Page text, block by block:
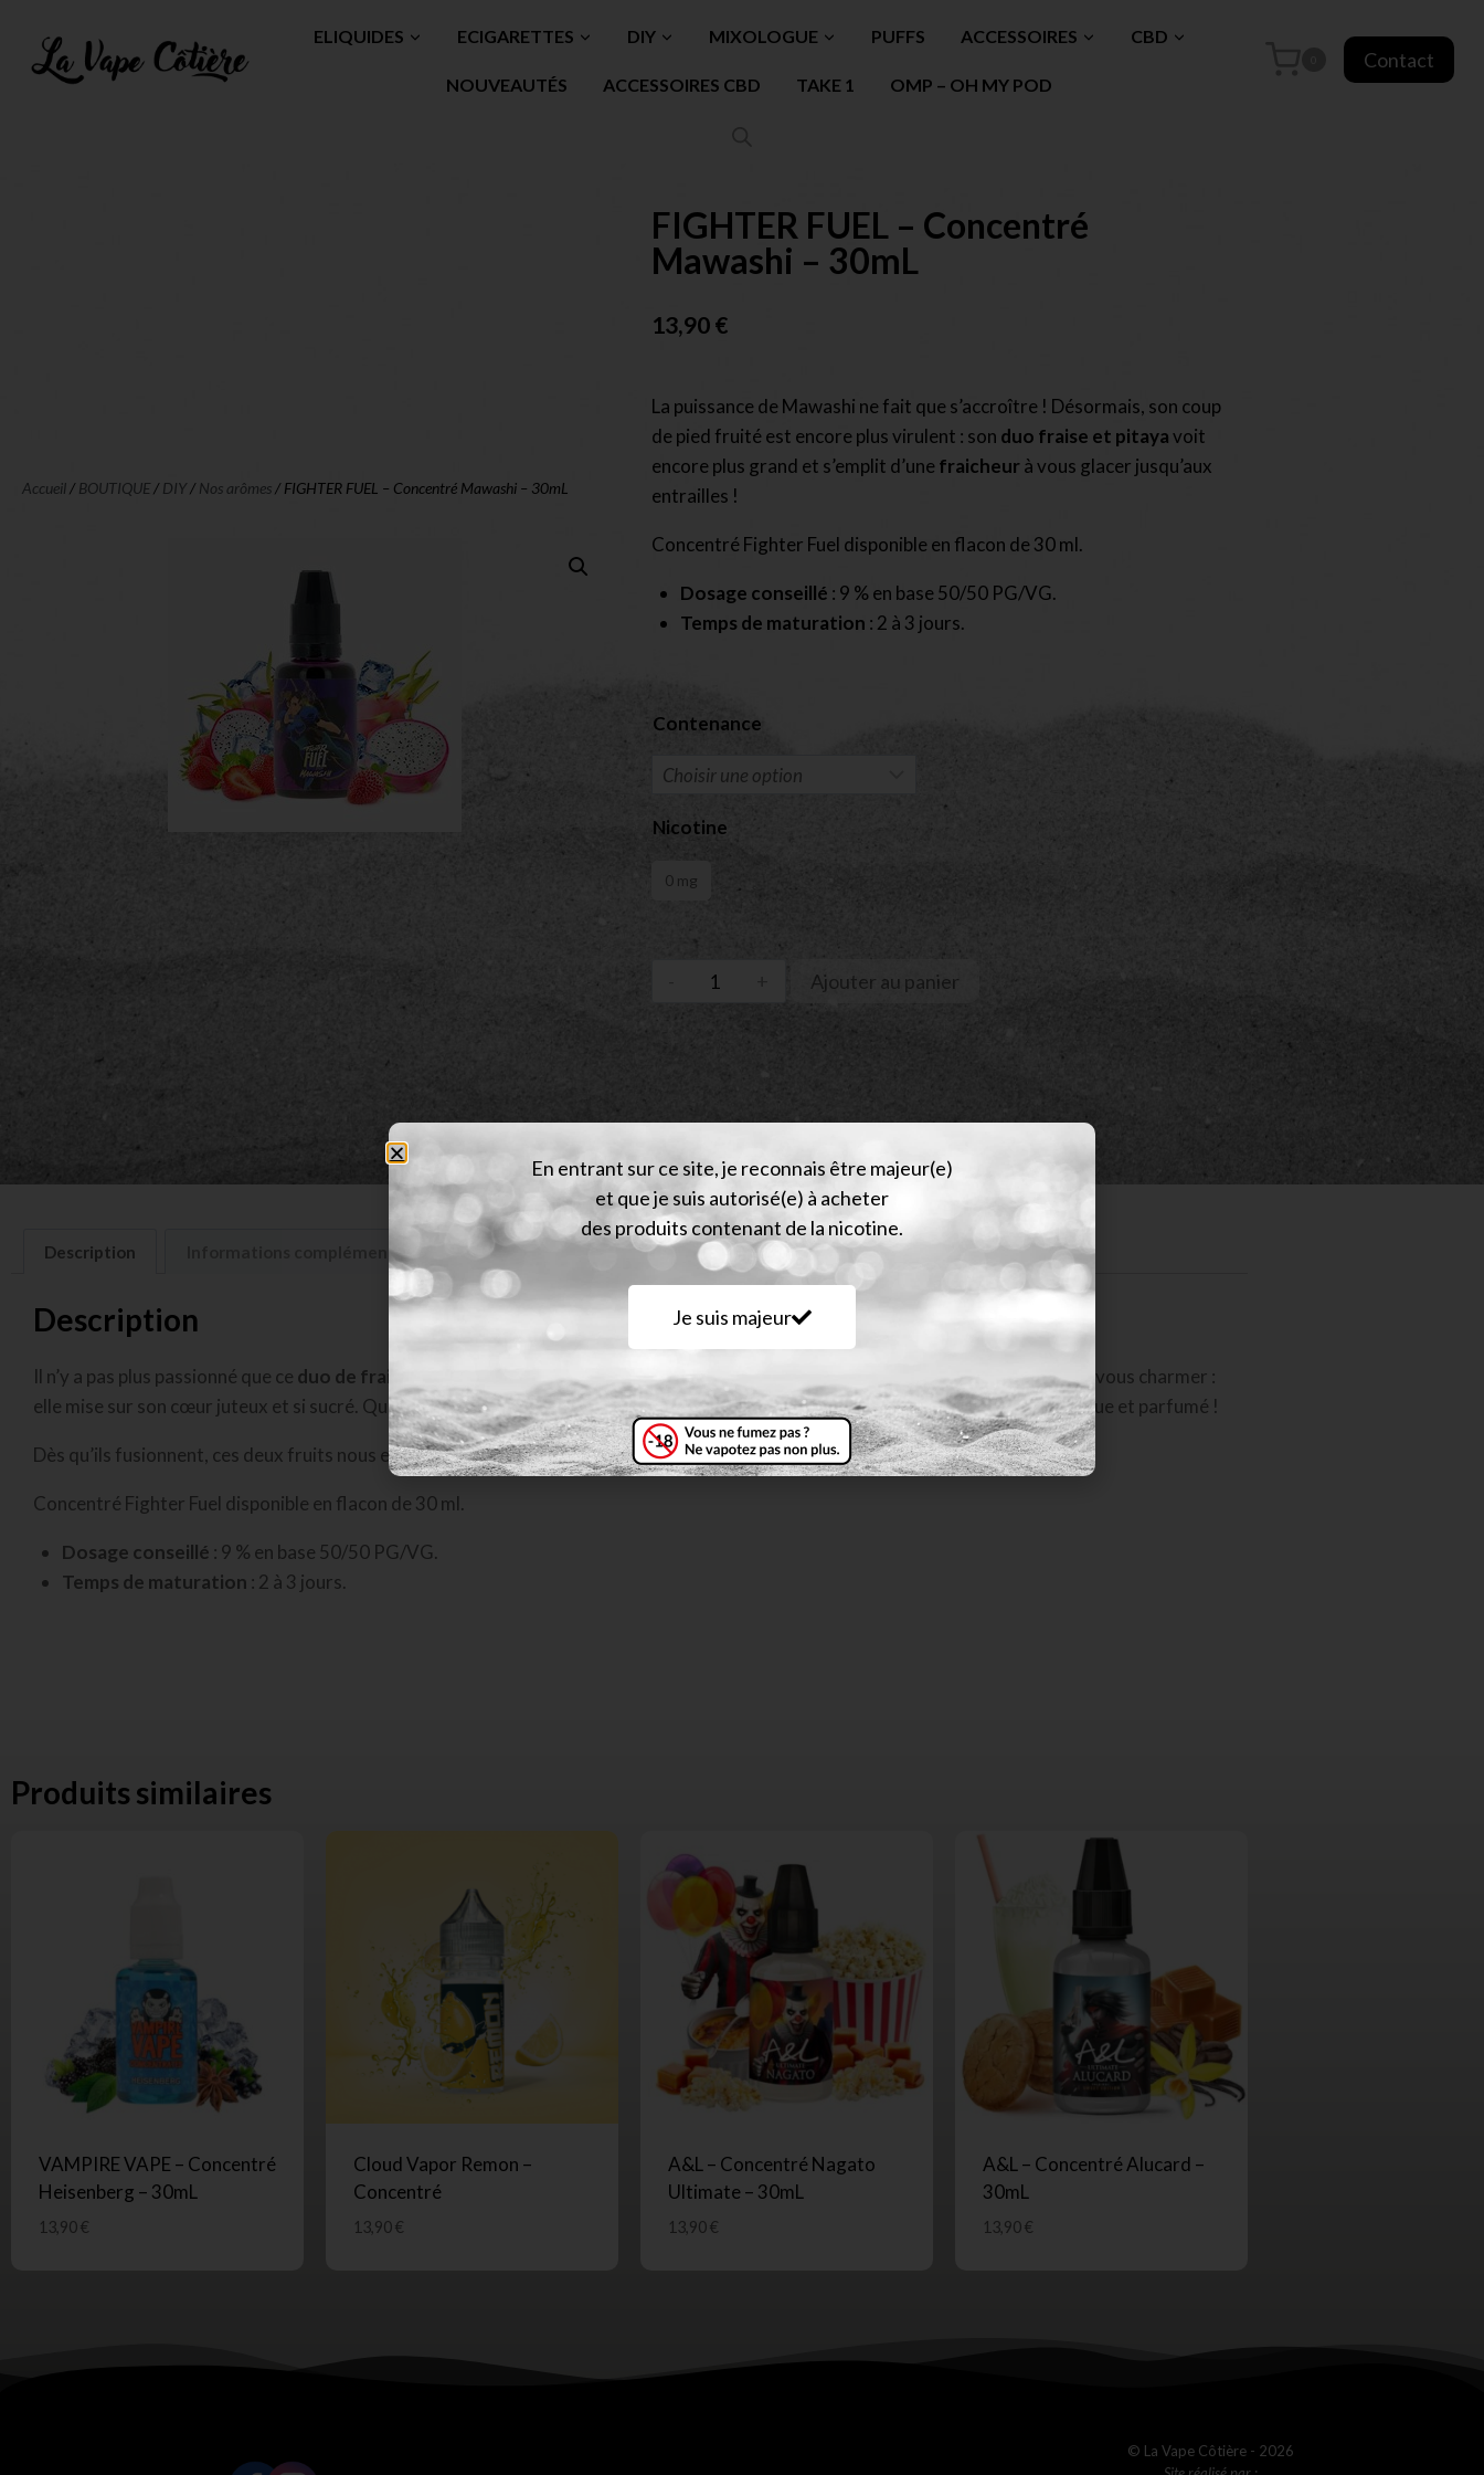
ELIQUIDES ECIGARETTES DIY MIXOLOGUE PUFFS ACCESSOIRES CBD
NOUVEAUTÉS ACCESSOIRES CBD TAKE 1 OMP – OH MY POD
Contact
Accueil/ BOUTIQUE/ DIY/ Nos arômes/ FIGHTER FUEL – Concentré Mawashi – 30mL
FIGHTER FUEL – Concentré
Mawashi – 30mL
13,90€
La puissance de Mawashi ne fait que s’accroître ! Désormais, son coup
de pied fruité est encore plus virulent : son duo fraise et pitayavoit
encore plus grand et s’emplit d’unefraicheurà vous glacer jusqu’aux
entrailles !
Concentré Fighter Fuel disponible en flacon de 30 ml.
Dosage conseillé : 9 % en base 50/50 PG/VG.
Temps de maturation : 2 à 3 jours.
Contenance
Nicotine
0 mg
Ajouter au panier
Description Informations complémentaires
Description
Il n’y a pas plus passionné que ce duo de fraises pitayas bien frais
. La reine des fruits rouges sait exactement quoi faire pour vous charmer :
elle mise sur son cœur juteux et si sucré. Quant au fruit du dragon, il mise plutôt sur son côté si délicat, mais incroyablement exotique et parfumé !
Dès qu’ils fusionnent, ces deux fruits nous emplissent d’un plaisir indéfinissable…
Concentré Fighter Fuel disponible en flacon de 30 ml.
Dosage conseillé : 9 % en base 50/50 PG/VG.
Temps de maturation : 2 à 3 jours.
Produits similaires
VAMPIRE VAPE – Concentré
Heisenberg – 30mL
13,90€
Cloud Vapor Remon –
Concentré
13,90€
A&L – Concentré Nagato
Ultimate – 30mL
13,90€
A&L – Concentré Alucard –
30mL
13,90€
© La Vape Côtière - 2026
En entrant sur ce site, je reconnais être majeur(e)
et que je suis autorisé(e) à acheter
des produits contenant de la nicotine.
Je suis majeur